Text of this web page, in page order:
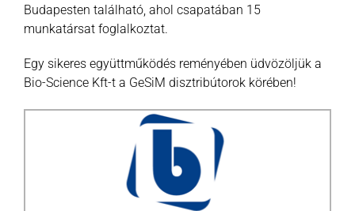
Budapesten található, ahol csapatában 15
munkatársat foglalkoztat.
Egy sikeres együttműködés reményében üdvözöljük a
Bio-Science Kft-t a GeSiM disztribútorok körében!